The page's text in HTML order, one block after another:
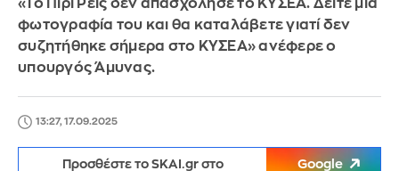
«Το Πίρι Ρέις δεν απασχόλησε το ΚΥΣΕΑ. Δείτε μια
φωτογραφία του και θα καταλάβετε γιατί δεν
συζητήθηκε σήμερα στο ΚΥΣΕΑ» ανέφερε ο
υπουργός Άμυνας.
13:27, 17.09.2025
Προσθέστε το SKAI.gr στο Google